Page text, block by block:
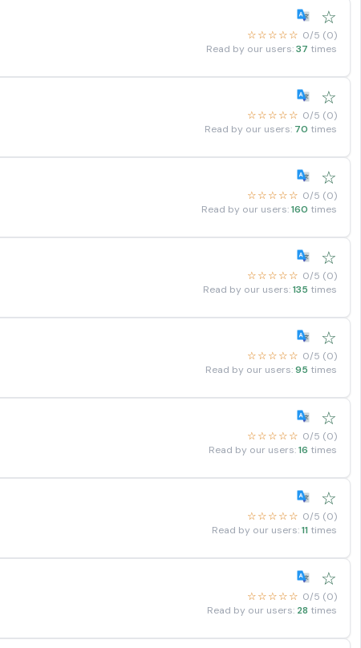
☆
☆☆☆☆☆ 0/5 (0)
Read by our users:37 times
☆
☆☆☆☆☆ 0/5 (0)
Read by our users: 70 times
☆
☆☆☆☆☆ 0/5 (0)
Read by our users:160 times
☆
☆☆☆☆☆ 0/5 (0)
Read by our users:135 times
☆
☆☆☆☆☆ 0/5 (0)
Read by our users:95 times
☆
☆☆☆☆☆ 0/5 (0)
Read by our users:16 times
☆
☆☆☆☆☆ 0/5 (0)
Read by our users:11 times
☆
☆☆☆☆☆ 0/5 (0)
Read by our users: 28 times